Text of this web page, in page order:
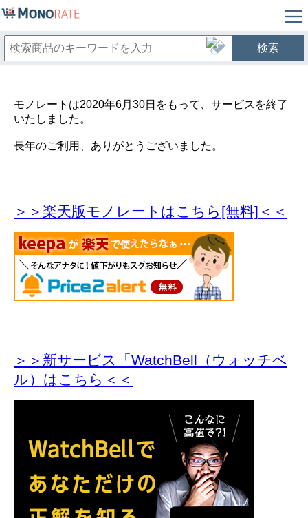
検索
モノレートは2020年6月30日をもって、サービスを終了
いたしました。
長年のご利用、ありがとうございました。
＞＞楽天版モノレートはこちら[無料]＜＜
＞＞新サービス「WatchBell（ウォッチベ
ル）はこちら＜＜